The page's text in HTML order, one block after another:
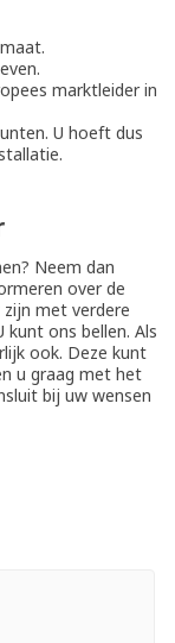
marktleider in
U hoeft dus
Neem dan
over de
met verdere
ons bellen. Als
ook. Deze kunt
u graag met het
bij uw wensen